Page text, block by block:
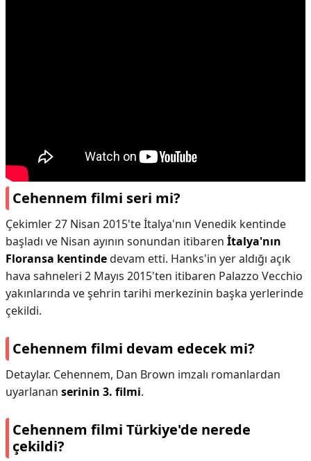
Cehennem filmi seri mi?
Çekimler 27 Nisan 2015'te İtalya'nın Venedik kentinde
başladı ve Nisan ayının sonundan itibaren İtalya'nın
Floransa kentindedevam etti. Hanks'in yer aldığı açık
hava sahneleri 2 Mayıs 2015'ten itibaren Palazzo Vecchio
yakınlarında ve şehrin tarihi merkezinin başka yerlerinde
çekildi.
Cehennem filmi devam edecek mi?
Detaylar. Cehennem, Dan Brown imzalı romanlardan
uyarlanan serinin 3. filmi.
Cehennem filmi Türkiye'de nerede
çekildi?